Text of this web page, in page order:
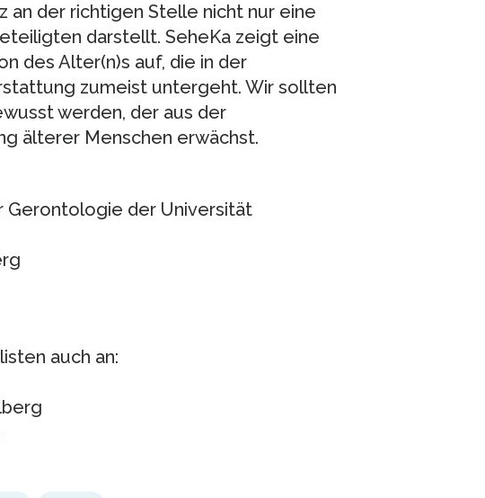
an der richtigen Stelle nicht nur eine
darstellt. SeheKa zeigt eine
des Alter(n)s auf, die in der
zumeist untergeht. Wir sollten
werden, der aus der
älterer Menschen erwächst.
Gerontologie der Universität
auch an: